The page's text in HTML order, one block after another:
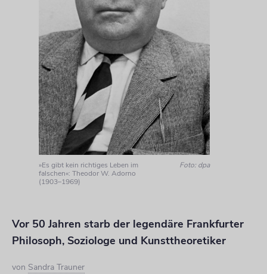
»Es gibt kein richtiges Leben im
falschen«: Theodor W. Adorno
(1903–1969)
Foto: dpa
Vor 50 Jahren starb der legendäre Frankfurter
Philosoph, Soziologe und Kunsttheoretiker
von Sandra Trauner